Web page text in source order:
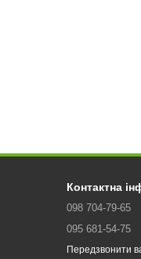
Контактна
098 704-79-65
095 681-54-75
Передзвонити